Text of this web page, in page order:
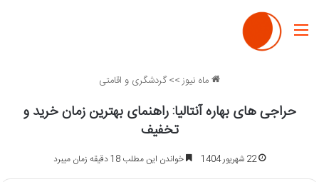
منو
ماه نیوز>>گردشگری و اقامتی
حراجی های بهاره آنتالیا: راهنمای بهترین زمان خرید و
تخفیف
22 شهریور 1404 خواندن این مطلب 18 دقیقه زمان میبرد